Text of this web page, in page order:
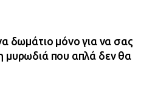
δωμάτιο μόνο για να σας
μυρωδιά που απλά δεν θα